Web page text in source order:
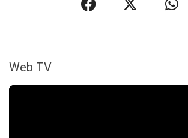
Web TV